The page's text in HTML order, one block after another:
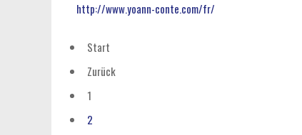
http://www.yoann-conte.com/fr/
Start
Zurück
1
2